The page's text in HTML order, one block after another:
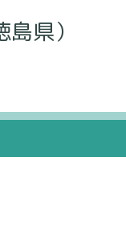
県）